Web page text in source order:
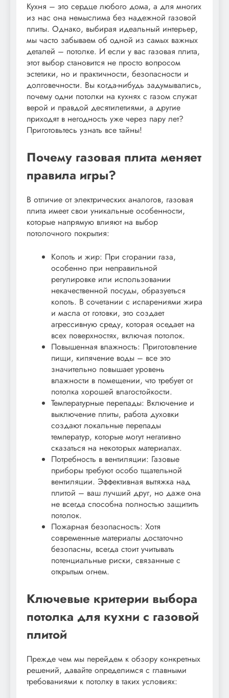
Кухня – это сердце любого дома, а для многих
из нас она немыслима без надежной газовой
плиты. Однако, выбирая идеальный интерьер,
мы часто забываем об одной из самых важных
деталей – потолке. И если у вас газовая плита,
этот выбор становится не просто вопросом
эстетики, но и практичности, безопасности и
долговечности. Вы когда-нибудь задумывались,
почему одни потолки на кухнях с газом служат
верой и правдой десятилетиями, а другие
приходят в негодность уже через пару лет?
Приготовьтесь узнать все тайны!
Почему газовая плита меняет
правила игры?
В отличие от электрических аналогов, газовая
плита имеет свои уникальные особенности,
которые напрямую влияют на выбор
потолочного покрытия:
Копоть и жир: При сгорании газа,
особенно при неправильной
регулировке или использовании
некачественной посуды, образуеться
копоть. В сочетании с испарениями жира
и масла от готовки, это создает
агрессивную среду, которая оседает на
всех поверхностях, включая потолок.
Повышенная влажность: Приготовление
пищи, кипячение воды – все это
значительно повышает уровень
влажности в помещении, что требует от
потолка хорошей влагостойкости.
Температурные перепады: Включение и
выключение плиты, работа духовки
создают локальные перепады
температур, которые могут негативно
сказаться на некоторых материалах.
Потребность в вентиляции: Газовые
приборы требуют особо тщательной
вентиляции. Эффективная вытяжка над
плитой – ваш лучший друг, но даже она
не всегда способна полностью защитить
потолок.
Пожарная безопасность: Хотя
современные материалы достаточно
безопасны, всегда стоит учитывать
потенциальные риски, связанные с
открытым огнем.
Ключевые критерии выбора
потолка для кухни с газовой
плитой
Прежде чем мы перейдем к обзору конкретных
решений, давайте определимся с главными
требованиями к потолку в таких условиях: